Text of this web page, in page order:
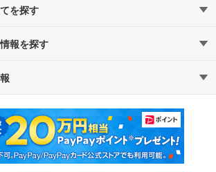
を探す
探す
報を探す
中古マンション
中古一戸建て
教えて！住まいの先生